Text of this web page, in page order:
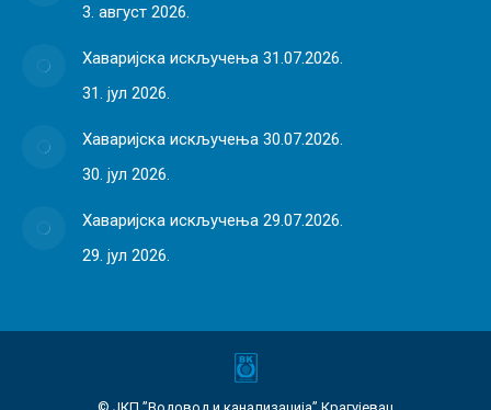
3. август 2026.
Хаваријска искључења 31.07.2026.
31. јул 2026.
Хаваријска искључења 30.07.2026.
30. јул 2026.
Хаваријска искључења 29.07.2026.
29. јул 2026.